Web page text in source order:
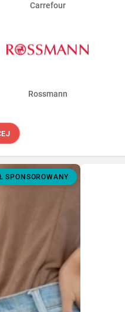
Carrefour
Rossmann
SPONSOROWANY